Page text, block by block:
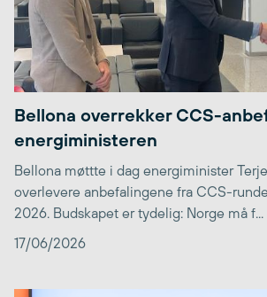
Bellona overrekker CCS-
energiministeren
Bellona møttte i dag energiminister
overlevere anbefalingene fra CCS-
2026. Budskapet er tydelig: Norge må f...
17/06/2026